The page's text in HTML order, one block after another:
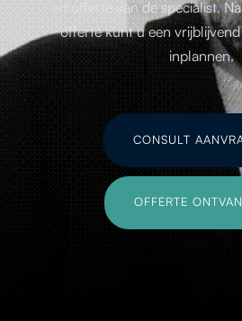
en offerte van de specialist.
offerte kunt u een
inplannen.
CONSULT
OFFERTE